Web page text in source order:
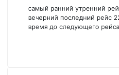
самый ранний утренний
вечерний последний рейс
время до следующего